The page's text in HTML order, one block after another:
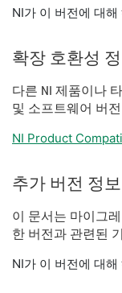
NI가 이 버전에 대
확장 호환성
다른 NI 제품이나
및 소프트웨어 버
NI Product
추가 버전 정보
이 문서는 마이그
한 버전과 관련된
NI가 이 버전에 대